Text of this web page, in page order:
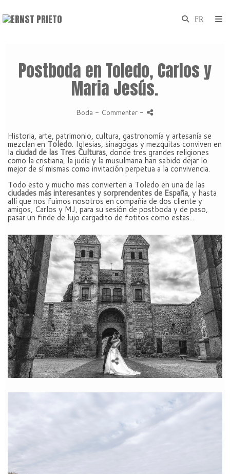
Postboda en Toledo, Carlos y
Maria Jesús.
Boda - Commenter -
Historia, arte, patrimonio, cultura, gastronomía y artesanía se
mezclan en Toledo. Iglesias, sinagogas y mezquitas conviven en
la ciudad de las Tres Culturas, donde tres grandes religiones
como la cristiana, la judía y la musulmana han sabido dejar lo
mejor de sí mismas como invitación perpetua a la convivencia.
Todo esto y mucho mas convierten a Toledo en una de las
ciudades más interesantes y sorprendentes de España, y hasta
allí que nos fuimos nosotros en compañia de dos cliente y
amigos, Carlos y MJ, para su sesión de postboda y de paso,
pasar un finde de lujo cargadito de fotitos como estas...